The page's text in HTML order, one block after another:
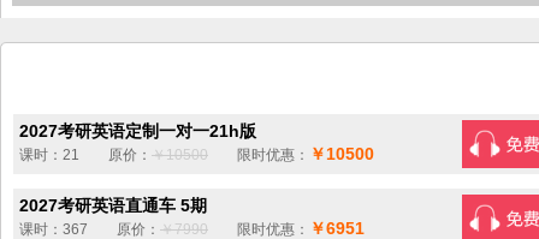
2027考研英语定制一对一21h版
课时：21 原价： ￥10500 限时优惠： ￥10500
2027考研英语直通车 5期
课时：367 原价： ￥7990 限时优惠： ￥6951